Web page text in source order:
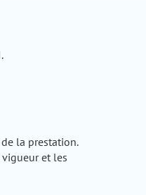
la prestation.
et les